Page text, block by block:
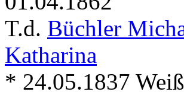
T.d. Büchler
Katharina
* 24.05.1837